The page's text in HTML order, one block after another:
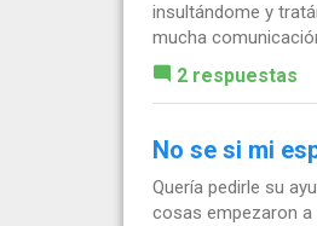
insultándome y
mucha
2 respuestas
No se si mi
Quería pedirle su
cosas empezaron